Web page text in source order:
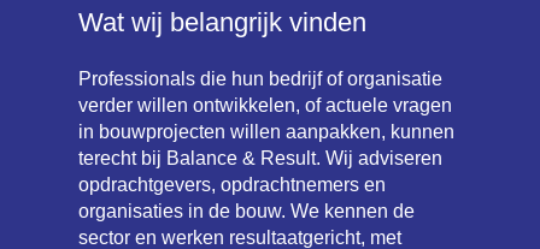
Wat wij belangrijk vinden
Professionals die hun bedrijf of organisatie
verder willen ontwikkelen, of actuele vragen
in bouwprojecten willen aanpakken, kunnen
terecht bij Balance & Result. Wij adviseren
opdrachtgevers, opdrachtnemers en
organisaties in de bouw. We kennen de
sector en werken resultaatgericht, met